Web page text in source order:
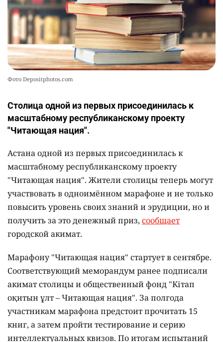
Фото Depositphotos.com
Столица одной из первых присоединилась к
масштабному республиканскому проекту
"Читающая нация".
Астана одной из первых присоединилась к
масштабному республиканскому проекту
"Читающая нация". Жители столицы теперь могут
участвовать в одноимённом марафоне и не только
повысить уровень своих знаний и эрудиции, но и
получить за это денежный приз, сообщает
городской акимат.
Марафону "Читающая нация" стартует в сентябре.
Соответствующий меморандум ранее подписали
акимат столицы и общественный фонд "Кітап
оқитын ұлт – Читающая нация". За полгода
участникам марафона предстоит прочитать 15
книг, а затем пройти тестирование и серию
интеллектуальных квизов. По итогам испытаний